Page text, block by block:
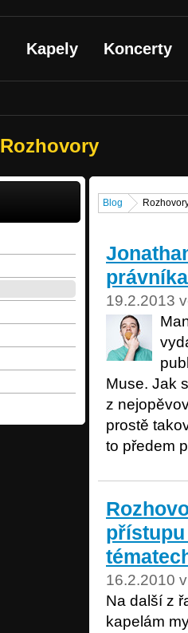
Kapely Koncerty
Rozhovory
Blog
19.2.2013
Muse. Jak
z
prostě
to předem
16.2.2010
Na další z
kapelám